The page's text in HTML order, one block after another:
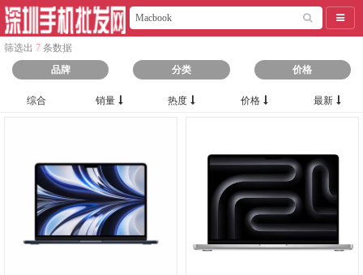
导航
筛选出 7 条数据
品牌
分类 价格
综合 销量 热度 价格 最新